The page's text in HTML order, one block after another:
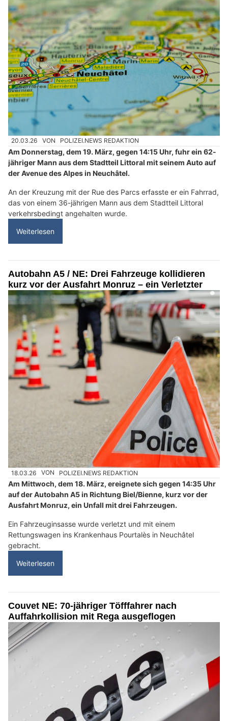
20.03.26 VON POLIZEI.NEWS REDAKTION
Am Donnerstag, dem 19. März, gegen 14:15 Uhr, fuhr ein 62-
jähriger Mann aus dem Stadtteil Littoral mit seinem Auto auf
der Avenue des Alpes in Neuchâtel.
An der Kreuzung mit der Rue des Parcs erfasste er ein Fahrrad,
das von einem 36-jährigen Mann aus dem Stadtteil Littoral
verkehrsbedingt angehalten wurde.
Weiterlesen
Autobahn A5 / NE: Drei Fahrzeuge kollidieren
kurz vor der Ausfahrt Monruz – ein Verletzter
18.03.26 VON POLIZEI.NEWS REDAKTION
Am Mittwoch, dem 18. März, ereignete sich gegen 14:35 Uhr
auf der Autobahn A5 in Richtung Biel/Bienne, kurz vor der
Ausfahrt Monruz, ein Unfall mit drei Fahrzeugen.
Ein Fahrzeuginsasse wurde verletzt und mit einem
Rettungswagen ins Krankenhaus Pourtalès in Neuchâtel
gebracht.
Weiterlesen
Couvet NE: 70-jähriger Töfffahrer nach
Auffahrkollision mit Rega ausgeflogen